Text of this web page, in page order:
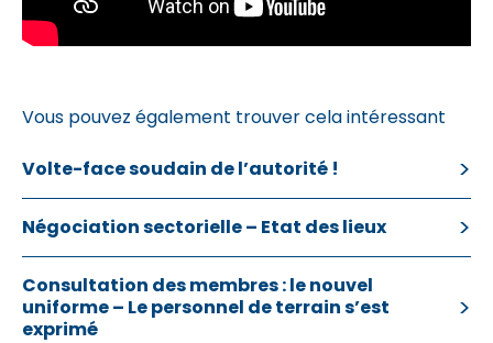
Vous pouvez également trouver cela intéressant
Volte-face soudain de l’autorité !
Négociation sectorielle – Etat des lieux
Consultation des membres : le nouvel
uniforme – Le personnel de terrain s’est
exprimé